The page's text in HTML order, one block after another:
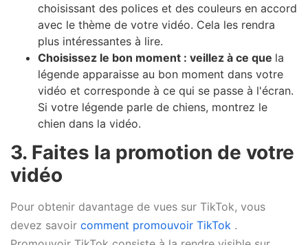
choisissant des polices et des couleurs en accord
avec le thème de votre vidéo. Cela les rendra
plus intéressantes à lire.
Choisissez le bon moment : veillez à ce que la
légende apparaisse au bon moment dans votre
vidéo et corresponde à ce qui se passe à l'écran.
Si votre légende parle de chiens, montrez le
chien dans la vidéo.
3. Faites la promotion de votre
vidéo
Pour obtenir davantage de vues sur TikTok, vous
devez savoir comment promouvoir TikTok .